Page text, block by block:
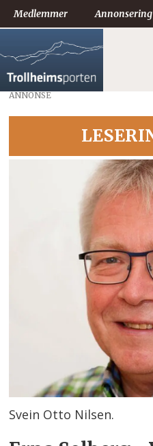
Medlemmer Annonsering
ANNONSE
Svein Otto Nilsen.